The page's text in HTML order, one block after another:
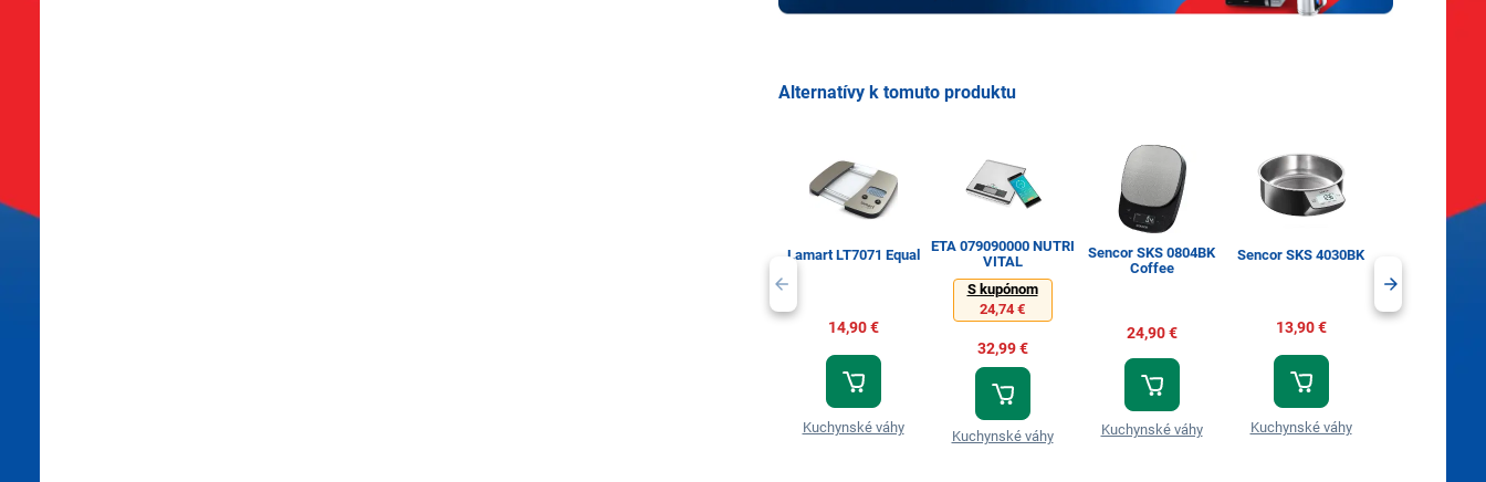
Alternatívy k tomuto produktu
Lamart LT7071 Equal
14,90 €
Kuchynské váhy
ETA 079090000 NUTRI
VITAL
S kupónom
24,74 €
32,99 €
Kuchynské váhy
Sencor SKS 0804BK
Coffee
24,90 €
Kuchynské váhy
Sencor SKS 4030BK
13,90 €
Kuchynské váhy